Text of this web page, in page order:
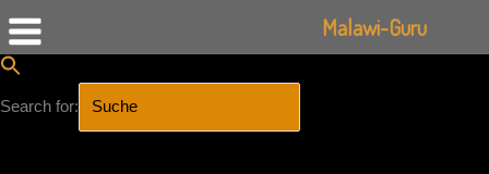
Search for:
Malawi-Guru